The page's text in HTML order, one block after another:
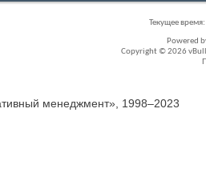
Текущее время:
Powered
Copyright © 2026
менеджмент», 1998–2023